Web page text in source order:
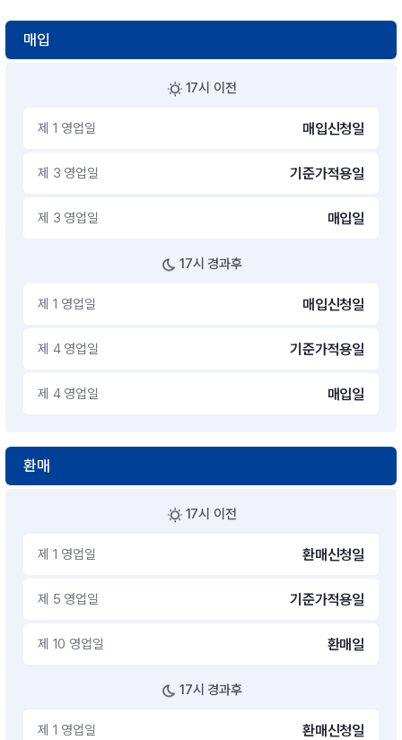
매입
17시 이전
제 1 영업일 매입신청일
제 3 영업일 기준가적용일
제 3 영업일 매입일
17시 경과후
제 1 영업일 매입신청일
제 4 영업일 기준가적용일
제 4 영업일 매입일
환매
17시 이전
제 1 영업일 환매신청일
제 5 영업일 기준가적용일
제 10 영업일 환매일
17시 경과후
제 1 영업일 환매신청일